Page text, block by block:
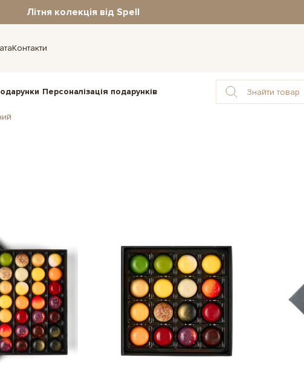
Літня колекція від Spell
Контакти
Персоналізація подарунків